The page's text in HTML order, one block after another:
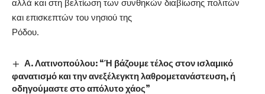
αλλά και στη βελτίωση των συνθηκών διαβίωσης πολιτών
και επισκεπτών του νησιού της
Ρόδου.
Α. Λατινοπούλου: “Ή βάζουμε τέλος στον ισλαμικό
φανατισμό και την ανεξέλεγκτη λαθρομετανάστευση, ή
οδηγούμαστε στο απόλυτο χάος”